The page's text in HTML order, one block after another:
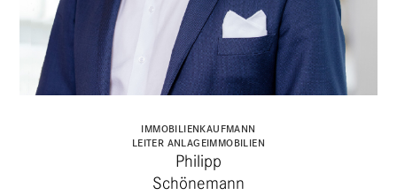
IMMO­BI­LI­EN­KAUF­MANN
LEITER ANLAGEIMMOBILIEN
Philipp
Schönemann